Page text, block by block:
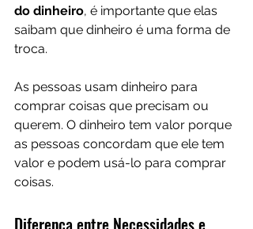
do dinheiro, é importante que elas
saibam que dinheiro é uma forma de
troca.
As pessoas usam dinheiro para
comprar coisas que precisam ou
querem. O dinheiro tem valor porque
as pessoas concordam que ele tem
valor e podem usá-lo para comprar
coisas.
Diferença entre Necessidades e